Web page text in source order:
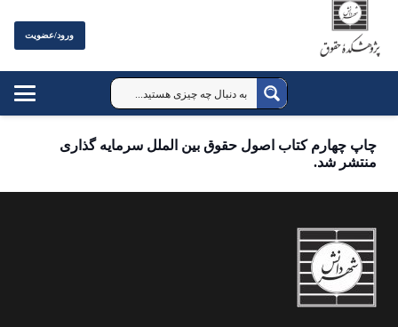
ورود/عضویت
چاپ چهارم کتاب اصول حقوق بین الملل سرمایه گذاری
منتشر شد.